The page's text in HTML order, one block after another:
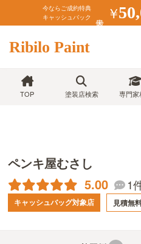
今ならご成約特典
キャッシュバック
￥
Ribilo Paint
TOP 塗装店検索 専門家
ペンキ屋むさし
5.00 1
キャッシュバッグ対象店 見積無